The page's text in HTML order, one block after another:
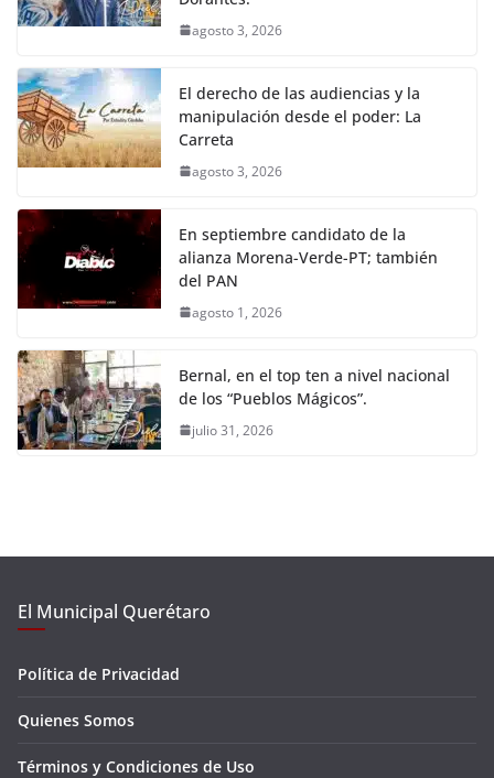
agosto 3, 2026
El derecho de las audiencias y la
manipulación desde el poder: La
Carreta
agosto 3, 2026
En septiembre candidato de la
alianza Morena-Verde-PT; también
del PAN
agosto 1, 2026
Bernal, en el top ten a nivel nacional
de los “Pueblos Mágicos”.
julio 31, 2026
El Municipal Querétaro
Política de Privacidad
Quienes Somos
Términos y Condiciones de Uso